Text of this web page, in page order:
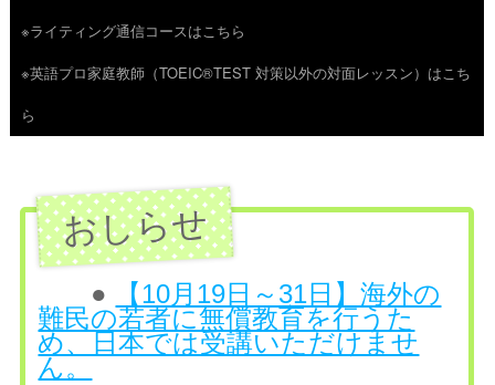
ツ
へ
ス
※ライティング通信コースはこちら
※英語プロ家庭教師（TOEIC®TEST 対策以外の対面レッスン）はこち
ら
●
【10月19日～31日】海外の
難民の若者に無償教育を行うた
め、日本では受講いただけませ
ん。